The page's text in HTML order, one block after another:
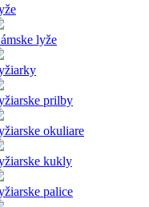
lyže
prilby
okuliare
kukly
palice